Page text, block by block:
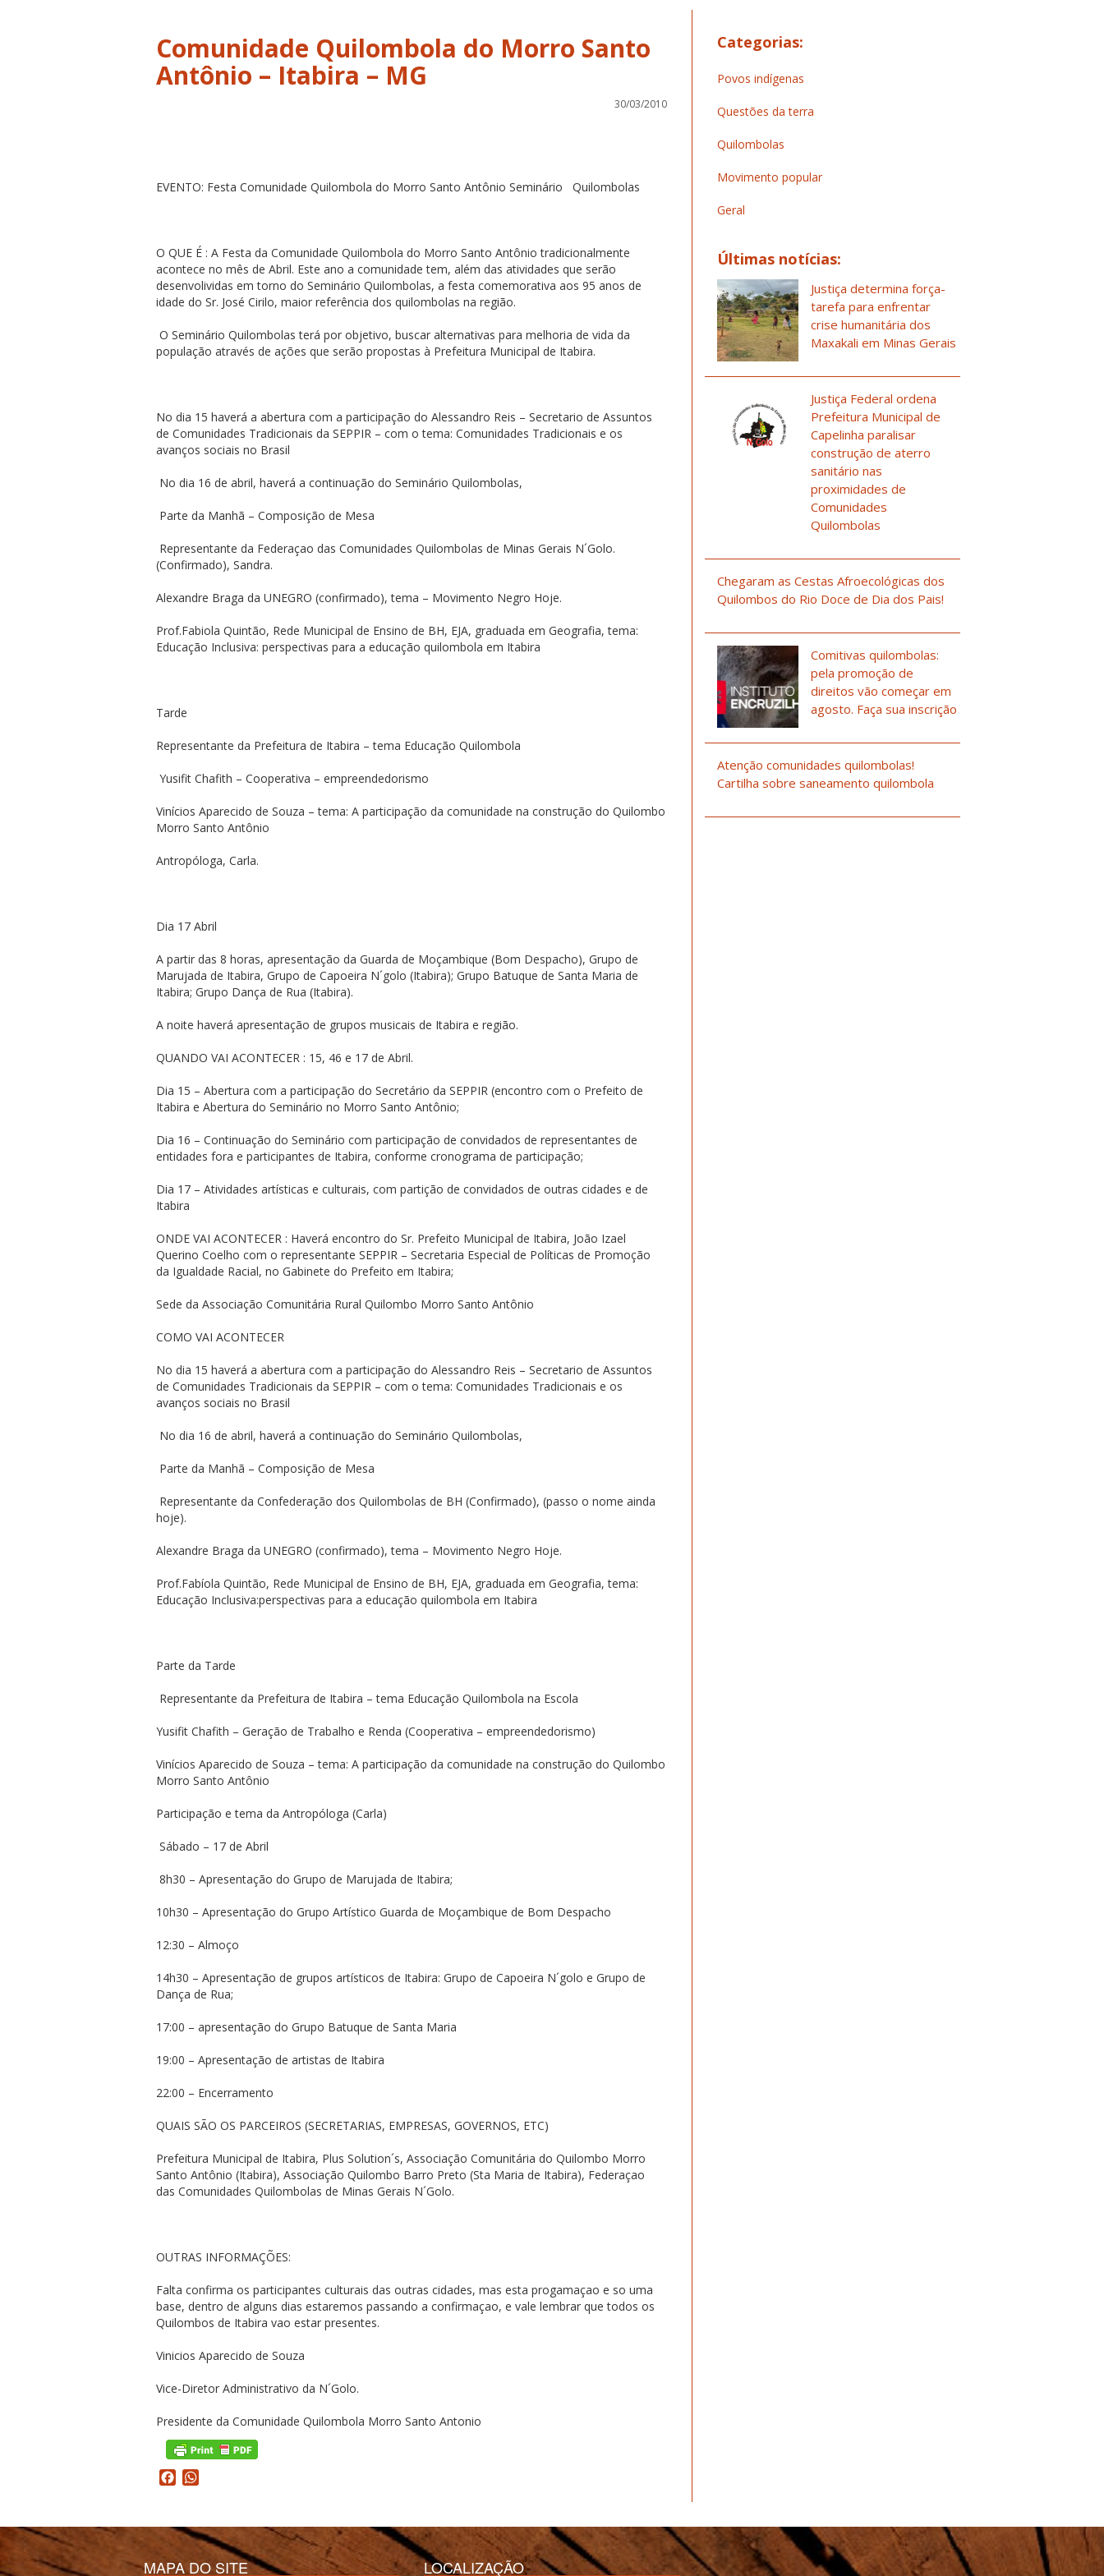
Comunidade Quilombola do Morro Santo
Antônio – Itabira – MG
30/03/2010
EVENTO: Festa Comunidade Quilombola do Morro Santo Antônio Seminário Quilombolas
O QUE É : A Festa da Comunidade Quilombola do Morro Santo Antônio tradicionalmente
acontece no mês de Abril. Este ano a comunidade tem, além das atividades que serão
desenvolividas em torno do Seminário Quilombolas, a festa comemorativa aos 95 anos de
idade do Sr. José Cirilo, maior referência dos quilombolas na região.
O Seminário Quilombolas terá por objetivo, buscar alternativas para melhoria de vida da
população através de ações que serão propostas à Prefeitura Municipal de Itabira.
No dia 15 haverá a abertura com a participação do Alessandro Reis – Secretario de Assuntos
de Comunidades Tradicionais da SEPPIR – com o tema: Comunidades Tradicionais e os
avanços sociais no Brasil
No dia 16 de abril, haverá a continuação do Seminário Quilombolas,
Parte da Manhã – Composição de Mesa
Representante da Federaçao das Comunidades Quilombolas de Minas Gerais N´Golo.
(Confirmado), Sandra.
Alexandre Braga da UNEGRO (confirmado), tema – Movimento Negro Hoje.
Prof.Fabiola Quintão, Rede Municipal de Ensino de BH, EJA, graduada em Geografia, tema:
Educação Inclusiva: perspectivas para a educação quilombola em Itabira
Tarde
Representante da Prefeitura de Itabira – tema Educação Quilombola
Yusifit Chafith – Cooperativa – empreendedorismo
Vinícios Aparecido de Souza – tema: A participação da comunidade na construção do Quilombo
Morro Santo Antônio
Antropóloga, Carla.
Dia 17 Abril
A partir das 8 horas, apresentação da Guarda de Moçambique (Bom Despacho), Grupo de
Marujada de Itabira, Grupo de Capoeira N´golo (Itabira); Grupo Batuque de Santa Maria de
Itabira; Grupo Dança de Rua (Itabira).
A noite haverá apresentação de grupos musicais de Itabira e região.
QUANDO VAI ACONTECER : 15, 46 e 17 de Abril.
Dia 15 – Abertura com a participação do Secretário da SEPPIR (encontro com o Prefeito de
Itabira e Abertura do Seminário no Morro Santo Antônio;
Dia 16 – Continuação do Seminário com participação de convidados de representantes de
entidades fora e participantes de Itabira, conforme cronograma de participação;
Dia 17 – Atividades artísticas e culturais, com partição de convidados de outras cidades e de
Itabira
ONDE VAI ACONTECER : Haverá encontro do Sr. Prefeito Municipal de Itabira, João Izael
Querino Coelho com o representante SEPPIR – Secretaria Especial de Políticas de Promoção
da Igualdade Racial, no Gabinete do Prefeito em Itabira;
Sede da Associação Comunitária Rural Quilombo Morro Santo Antônio
COMO VAI ACONTECER
No dia 15 haverá a abertura com a participação do Alessandro Reis – Secretario de Assuntos
de Comunidades Tradicionais da SEPPIR – com o tema: Comunidades Tradicionais e os
avanços sociais no Brasil
No dia 16 de abril, haverá a continuação do Seminário Quilombolas,
Parte da Manhã – Composição de Mesa
Representante da Confederação dos Quilombolas de BH (Confirmado), (passo o nome ainda
hoje).
Alexandre Braga da UNEGRO (confirmado), tema – Movimento Negro Hoje.
Prof.Fabíola Quintão, Rede Municipal de Ensino de BH, EJA, graduada em Geografia, tema:
Educação Inclusiva:perspectivas para a educação quilombola em Itabira
Parte da Tarde
Representante da Prefeitura de Itabira – tema Educação Quilombola na Escola
Yusifit Chafith – Geração de Trabalho e Renda (Cooperativa – empreendedorismo)
Vinícios Aparecido de Souza – tema: A participação da comunidade na construção do Quilombo
Morro Santo Antônio
Participação e tema da Antropóloga (Carla)
Sábado – 17 de Abril
8h30 – Apresentação do Grupo de Marujada de Itabira;
10h30 – Apresentação do Grupo Artístico Guarda de Moçambique de Bom Despacho
12:30 – Almoço
14h30 – Apresentação de grupos artísticos de Itabira: Grupo de Capoeira N´golo e Grupo de
Dança de Rua;
17:00 – apresentação do Grupo Batuque de Santa Maria
19:00 – Apresentação de artistas de Itabira
22:00 – Encerramento
QUAIS SÃO OS PARCEIROS (SECRETARIAS, EMPRESAS, GOVERNOS, ETC)
Prefeitura Municipal de Itabira, Plus Solution´s, Associação Comunitária do Quilombo Morro
Santo Antônio (Itabira), Associação Quilombo Barro Preto (Sta Maria de Itabira), Federaçao
das Comunidades Quilombolas de Minas Gerais N´Golo.
OUTRAS INFORMAÇÕES:
Falta confirma os participantes culturais das outras cidades, mas esta progamaçao e so uma
base, dentro de alguns dias estaremos passando a confirmaçao, e vale lembrar que todos os
Quilombos de Itabira vao estar presentes.
Vinicios Aparecido de Souza
Vice-Diretor Administrativo da N´Golo.
Presidente da Comunidade Quilombola Morro Santo Antonio
Facebook
Categorias:
Povos indígenas
Questões da terra
Quilombolas
Movimento popular
Geral
Últimas notícias:
Justiça determina força-
tarefa para enfrentar
crise humanitária dos
Maxakali em Minas Gerais
Justiça Federal ordena
Prefeitura Municipal de
Capelinha paralisar
construção de aterro
sanitário nas
proximidades de
Comunidades
Quilombolas
Chegaram as Cestas Afroecológicas dos
Quilombos do Rio Doce de Dia dos Pais!
Comitivas quilombolas:
pela promoção de
direitos vão começar em
agosto. Faça sua inscrição
Atenção comunidades quilombolas!
Cartilha sobre saneamento quilombola
MAPA DO SITE LOCALIZAÇÃO